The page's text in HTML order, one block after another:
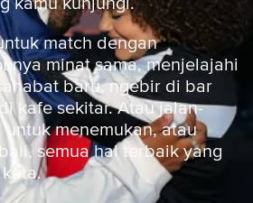
kamu kunjungi.
match dengan
minat sama, menjelajahi
baru, ngebir di bar
kafe sekitar. Atau jalan-
menemukan, atau
semua hal terbaik yang